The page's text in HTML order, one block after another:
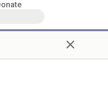
×